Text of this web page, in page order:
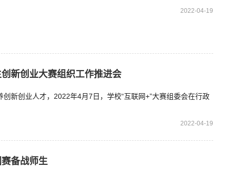
2022-04-19
新创业大赛组织工作推进会
新创业人才，2022年4月7日，学校“互联网+”大赛组委会在行政
2022-04-19
备战师生